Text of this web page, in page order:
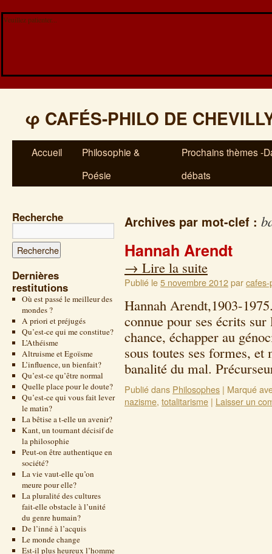
Veuillez patienter...
φ CAFÉS-PHILO DE
Accueil
Philosophie &
Poésie
Prochains thèmes -
débats
Recherche
Dernières
restitutions
Où est passé le meilleur des
mondes ?
A priori et préjugés
Qu’est-ce qui me constitue?
L’Athéisme
Altruisme et Egoïsme
L’influence, un bienfait?
Qu’est-ce qu’être normal
Quelle place pour le doute?
Qu’est-ce qui vous fait lever
le matin?
La bêtise a t-elle un avenir?
Kant, un tournant décisif de
la philosophie
Peut-on être authentique en
société?
La vie vaut-elle qu’on
meure pour elle?
La pluralité des cultures
fait-elle obstacle à l’unité
du genre humain?
De l’inné à l’acquis
Le monde change
Est-il plus heureux l’homme
Archives par mot-clef :
Hannah Arendt
→ Lire la suite
Publié le5 novembre 2012parcafes-
Hannah Arendt,1903-
connue pour ses écrits
chance, échapper au
sous toutes ses formes,
banalité du mal.
Publié dans Philosophes | Marqué
nazisme, totalitarisme | Laisser un